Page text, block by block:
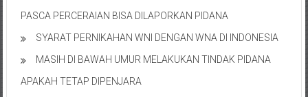
PASCA PERCERAIAN BISA DILAPORKAN PIDANA
SYARAT PERNIKAHAN WNI DENGAN WNA DI INDONESIA
MASIH DI BAWAH UMUR MELAKUKAN TINDAK PIDANA
APAKAH TETAP DIPENJARA